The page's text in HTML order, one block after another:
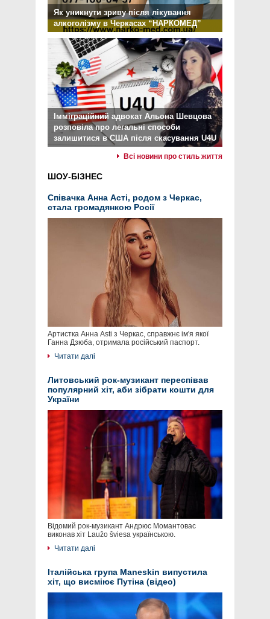
Як уникнути зриву після лікування
алкоголізму в Черкасах “НАРКОМЕД”
Імміграційний адвокат Альона Шевцова
розповіла про легальні способи
залишитися в США після скасування U4U
Всі новини про стиль життя
ШОУ-БІЗНЕС
Співачка Анна Асті, родом з Черкас,
стала громадянкою Росії
Артистка Анна Asti з Черкас, справжнє ім'я якої
Ганна Дзюба, отримала російський паспорт.
Читати далі
Литовський рок-музикант переспівав
популярний хіт, аби зібрати кошти для
України
Відомий рок-музикант Андрюс Момантовас
виконав хіт Laužo šviesa українською.
Читати далі
Італійська група Maneskin випустила
хіт, що висміює Путіна (відео)